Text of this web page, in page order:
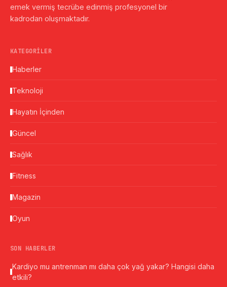
emek vermiş tecrübe edinmiş profesyonel bir
kadrodan oluşmaktadır.
KATEGORILER
Haberler
Teknoloji
Hayatın İçinden
Güncel
Sağlık
Fitness
Magazin
Oyun
SON HABERLER
Kardiyo mu antrenman mı daha çok yağ yakar? Hangisi daha
etkili?